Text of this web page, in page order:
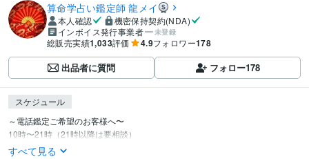
算命学占い鑑定師 龍メイ
本人確認
機密保持契約(NDA)
インボイス発行事業者
未登録
総販売実績1,033評価 4.9フォロワー178
出品者に質問 フォロー178
スケジュール
～電話鑑定ご希望のお客様へ〜
10時〜21時（21時以降は要相談）
すべて見る